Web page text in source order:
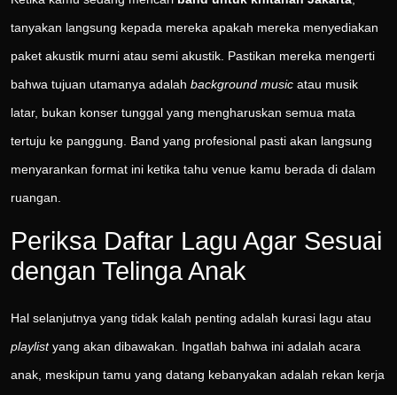
tanyakan langsung kepada mereka apakah mereka menyediakan
paket akustik murni atau semi akustik. Pastikan mereka mengerti
bahwa tujuan utamanya adalah background music atau musik
latar, bukan konser tunggal yang mengharuskan semua mata
tertuju ke panggung. Band yang profesional pasti akan langsung
menyarankan format ini ketika tahu venue kamu berada di dalam
ruangan.
Periksa Daftar Lagu Agar Sesuai
dengan Telinga Anak
Hal selanjutnya yang tidak kalah penting adalah kurasi lagu atau
playlistyang akan dibawakan. Ingatlah bahwa ini adalah acara
anak, meskipun tamu yang datang kebanyakan adalah rekan kerja